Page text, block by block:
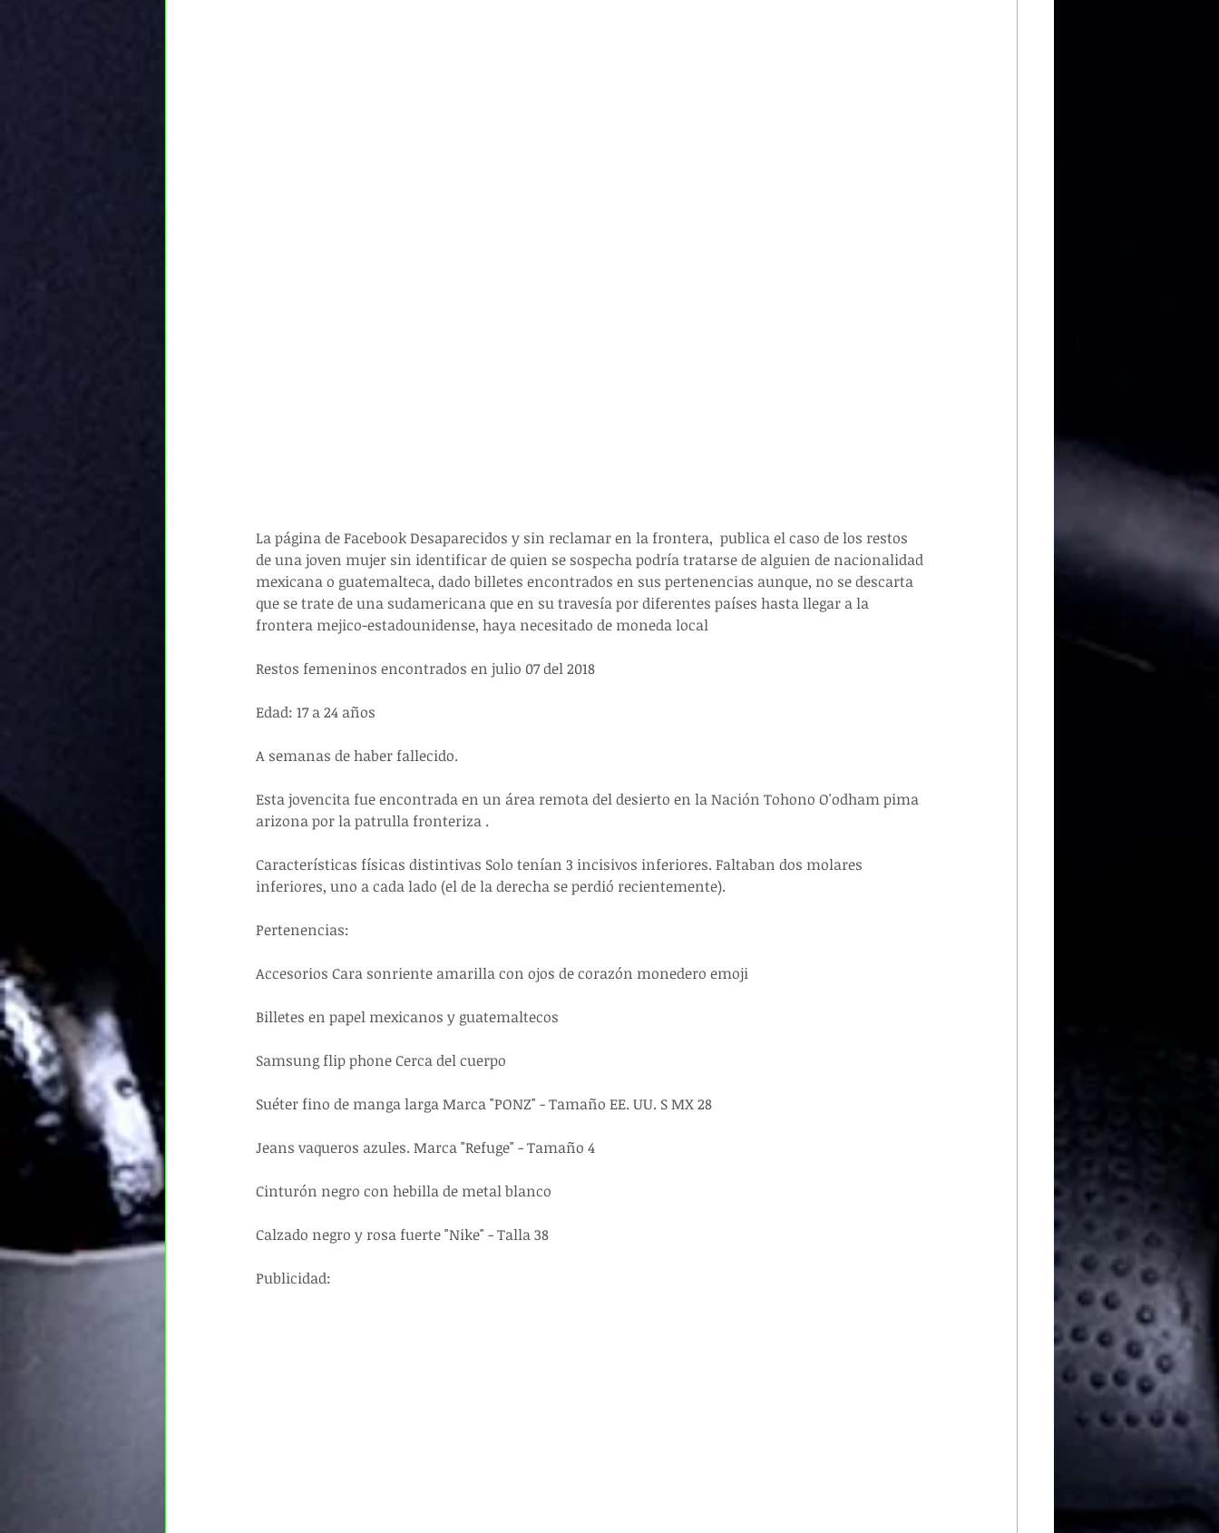
La página de Facebook Desaparecidos y sin reclamar en la frontera,  publica el caso de los restos
de una joven mujer sin identificar de quien se sospecha podría tratarse de alguien de nacionalidad
mexicana o guatemalteca, dado billetes encontrados en sus pertenencias aunque, no se descarta
que se trate de una sudamericana que en su travesía por diferentes países hasta llegar a la
frontera mejico-estadounidense, haya necesitado de moneda local
Restos femeninos encontrados en julio 07 del 2018
Edad: 17 a 24 años
A semanas de haber fallecido.
Esta jovencita fue encontrada en un área remota del desierto en la Nación Tohono O'odham pima
arizona por la patrulla fronteriza .
Características físicas distintivas Solo tenían 3 incisivos inferiores. Faltaban dos molares
inferiores, uno a cada lado (el de la derecha se perdió recientemente).
Pertenencias:
Accesorios Cara sonriente amarilla con ojos de corazón monedero emoji
Billetes en papel mexicanos y guatemaltecos
Samsung flip phone Cerca del cuerpo
Suéter fino de manga larga Marca "PONZ" - Tamaño EE. UU. S MX 28
Jeans vaqueros azules. Marca "Refuge" - Tamaño 4
Cinturón negro con hebilla de metal blanco
Calzado negro y rosa fuerte "Nike" - Talla 38
Publicidad: